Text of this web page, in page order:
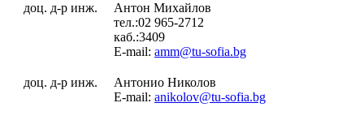
доц. д-р инж.
Антон Михайлов
тел.:02 965-2712
каб.:3409
E-mail: amm@tu-sofia.bg
доц. д-р инж.
Антонио Николов
E-mail: anikolov@tu-sofia.bg